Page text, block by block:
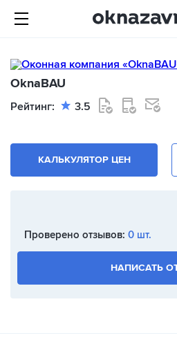
OknaBAU
Рейтинг: 3.5
КАЛЬКУЛЯТОР ЦЕН
Проверено отзывов: 0 шт.
НАПИСАТЬ